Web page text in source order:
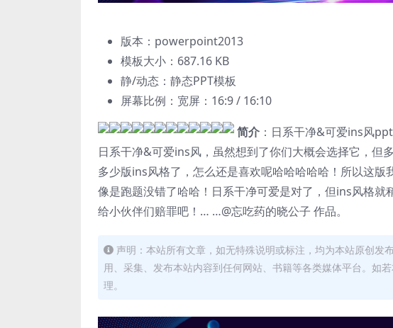
版本：powerpoint2013
模板大小： 687.16 KB
静/动态：静态PPT模板
屏幕比例：宽屏：16:9 / 16:10
简介 ：日系干净&可爱ins风
日系干净&可爱ins风，虽然想到了你们大概会选择它，但
多少版ins风格了，怎么还是喜欢呢哈哈哈哈哈！所以这
像是跑题没错了哈哈！日系干净可爱是对了，但ins风格就
给小伙伴们赔罪吧！… …@忘吃药的晓公子 作品。
声明：本站所有文章，如无特殊说明或标注，均为本站原创发
用、采集、发布本站内容到任何网站、书籍等各类媒体平台。如
理。